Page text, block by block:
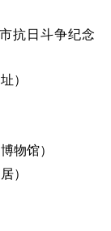
抗日斗争纪念
）
物馆）
）